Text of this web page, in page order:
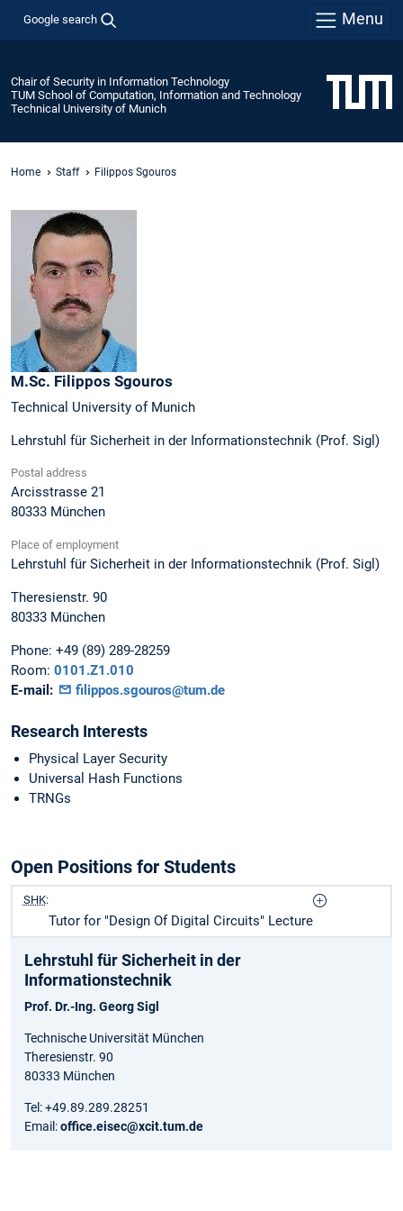
Google search Menu
Chair of Security in Information Technology
TUM School of Computation, Information and Technology
Technical University of Munich
Home Staff Filippos Sgouros
M.Sc. Filippos Sgouros
Technical University of Munich
Lehrstuhl für Sicherheit in der Informationstechnik (Prof. Sigl)
Postal address
Arcisstrasse 21
80333 München
Place of employment
Lehrstuhl für Sicherheit in der Informationstechnik (Prof. Sigl)
Theresienstr. 90
80333 München
Phone: +49 (89) 289-28259
Room: 0101.Z1.010
E-mail:
filippos.sgouros@tum.de
Research Interests
Physical Layer Security
Universal Hash Functions
TRNGs
Open Positions for Students
SHK:
Tutor for "Design Of Digital Circuits" Lecture
Lehrstuhl für Sicherheit in der
Informationstechnik
Prof. Dr.-Ing. Georg Sigl
Technische Universität München
Theresienstr. 90
80333 München
Tel: +49.89.289.28251
Email:office.eisec@xcit.tum.de